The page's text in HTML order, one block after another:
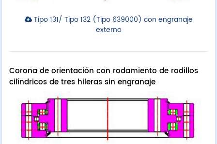
Tipo 131/ Tipo 132 (Tipo 639000) con engranaje
externo
Corona de orientación con rodamiento de rodillos
cilíndricos de tres hileras sin engranaje